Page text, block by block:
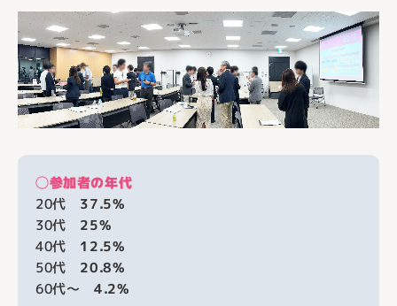
◯参加者の年代
20代 37.5%
30代 25%
40代 12.5%
50代 20.8%
60代〜 4.2%